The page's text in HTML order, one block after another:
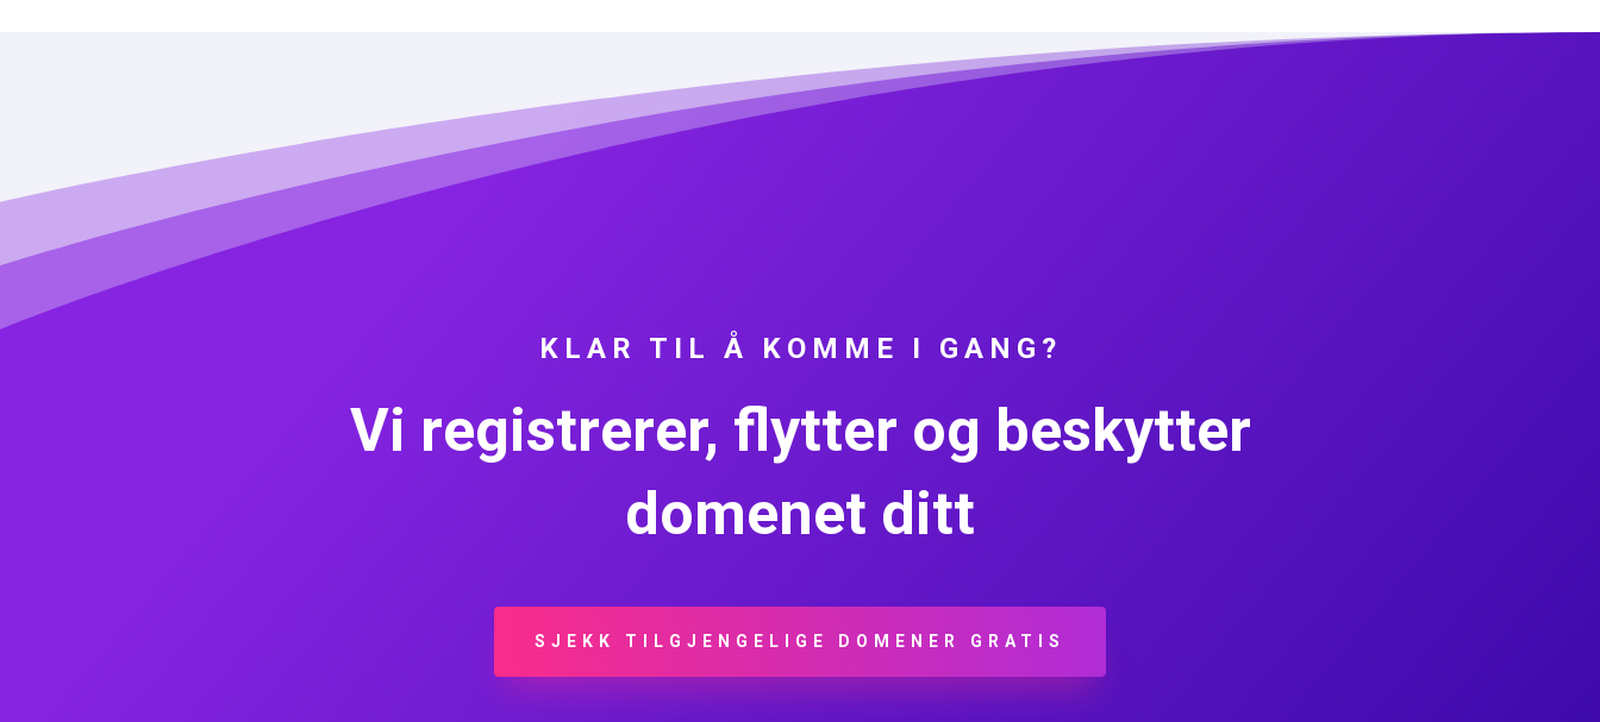
KLAR TIL Å KOMME I GANG?
Vi registrerer, flytter og beskytter
domenet ditt
SJEKK TILGJENGELIGE DOMENER GRATIS